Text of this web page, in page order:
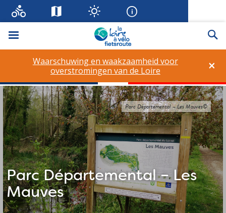
Menu
×
Waarschuwing en waakzaamheid voor
overstromingen van de Loire
Parc Départemental – Les
Mauves
Parc Départemental – Les Mauves©